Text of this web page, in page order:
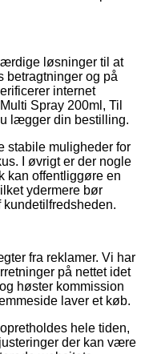
løsninger til at
betragtninger og på
internet
Spray 200ml, Til
lægger din bestilling.
stabile muligheder for
I øvrigt er der nogle
kan offentliggøre en
ydermere bør
kundetilfredsheden.
fra reklamer. Vi har
på nettet idet
høster kommission
laver et køb.
hele tiden,
der kan være